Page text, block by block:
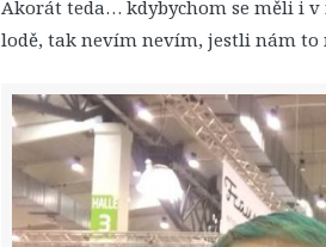
Akorát teda… kdybychom se měli i
lodě, tak nevím nevím, jestli nám to